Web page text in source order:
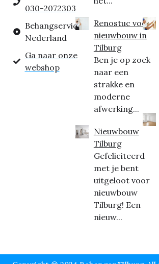
030-2072303
Behangservice
Nederland
Ga naar onze
webshop
Renostuc voor
nieuwbouw in
Tilburg
Ben je op zoek
naar een
strakke en
moderne
afwerking...
Nieuwbouw
Tilburg
Gefeliciteerd
met je bent
uitgeloot voor
nieuwbouw
Tilburg! Een
nieuw...